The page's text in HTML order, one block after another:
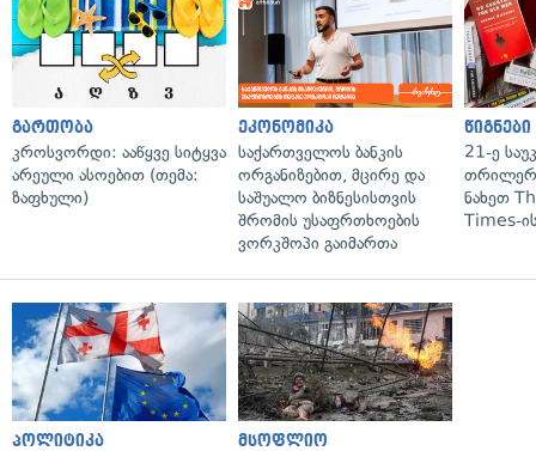
გართობა
კროსვორდი: ააწყვე სიტყვა
არეული ასოებით (თემა:
ზაფხული)
ეკონომიკა
საქართველოს ბანკის
ორგანიზებით, მცირე და
საშუალო ბიზნესისთვის
შრომის უსაფრთხოების
ვორკშოპი გაიმართა
წიგნები
21-ე
ნახეთ
Times-
პოლიტიკა მსოფლიო